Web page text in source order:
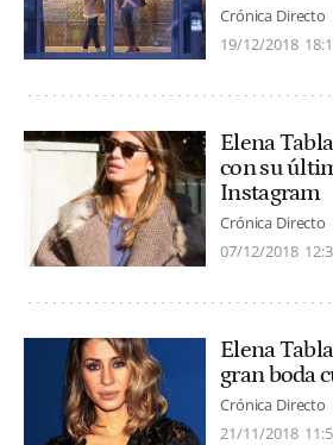
Crónica Directo
19/12/2018
Elena
con su
Instagram
Crónica Directo
07/12/2018
Elena
gran boda
Crónica Directo
21/11/2018